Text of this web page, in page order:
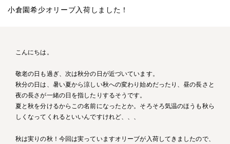
小倉園希少オリーブ入荷しました！
こんにちは。
敬老の日も過ぎ、次は秋分の日が近づいています。
秋分の日は、暑い夏から涼しい秋への変わり始めだったり、昼の長さと
夜の長さが一緒の日を指したりするそうです。
夏と秋を分けるからこの名前になったとか。そろそろ気温のほうも秋ら
しくなってくれるといいんですけれど、、、
秋は実りの秋！今回は実っていますオリーブが入荷してきましたので、